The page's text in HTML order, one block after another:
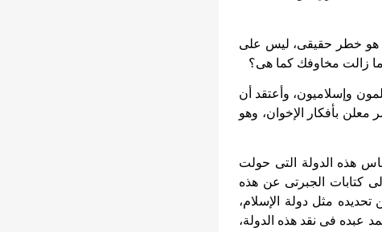
هو خطر حقيقى، ليس على
زالت مخاوفك كما هى؟
وإسلاميون، وأعتقد أن
معلن بأفكار الإخوان، وهو
هذه الدولة التى حولت
كتابات الجبرتى عن هذه
تحديده مثل دولة الإسلام،
عبده فى نقد هذه الدولة،